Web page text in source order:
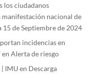
los ciudadanos
nacional de
de Septiembre de 2024
incidencias en
en Alerta de riesgo
IMU en Descarga